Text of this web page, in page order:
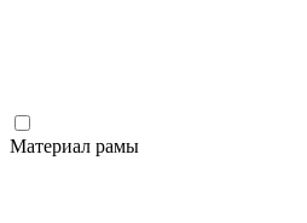
Материал рамы